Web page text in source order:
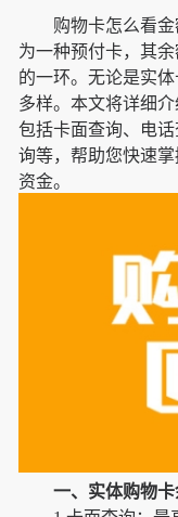
购物卡怎么看金
为一种预付卡，其
的一环。无论是实
多样。本文将详细
包括卡面查询、电
询等，帮助您快速
资金。
一、实体购物卡